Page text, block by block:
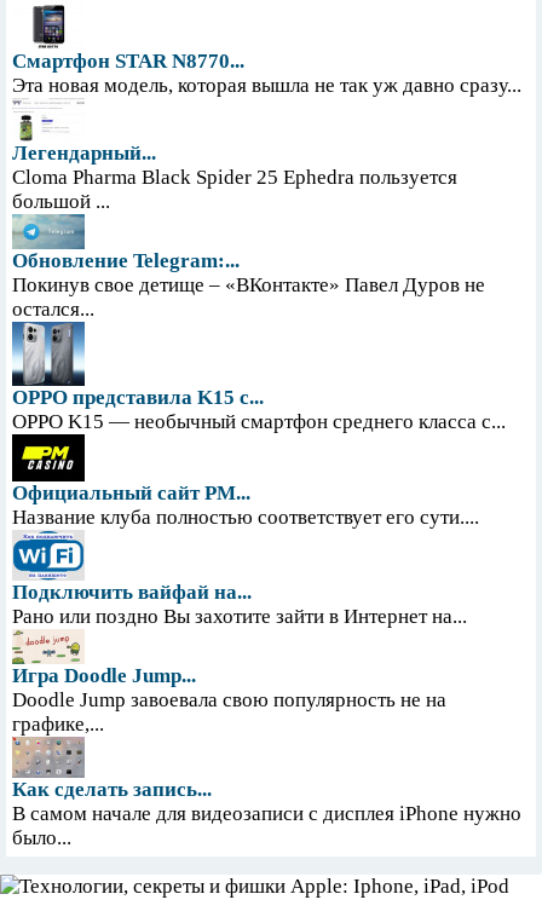
Смартфон STAR N8770...
Эта новая модель, которая вышла не так уж давно сразу...
Легендарный...
Cloma Pharma Black Spider 25 Ephedra пользуется
большой ...
Обновление Telegram:...
Покинув свое детище – «ВКонтакте» Павел Дуров не
остался...
OPPO представила K15 с...
OPPO K15 — необычный смартфон среднего класса с...
Официальный сайт PM...
Название клуба полностью соответствует его сути....
Подключить вайфай на...
Рано или поздно Вы захотите зайти в Интернет на...
Игра Doodle Jump...
Doodle Jump завоевала свою популярность не на
графике,...
Как сделать запись...
В самом начале для видеозаписи с дисплея iPhone нужно
было...